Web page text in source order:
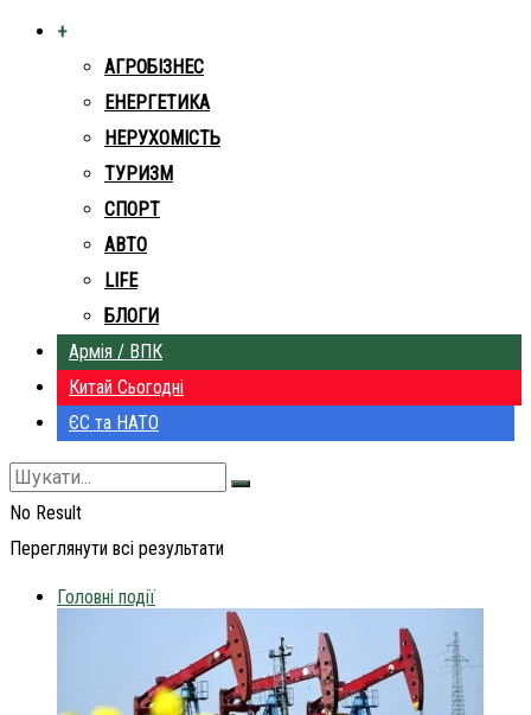
+
АГРОБІЗНЕС
ЕНЕРГЕТИКА
НЕРУХОМІСТЬ
ТУРИЗМ
СПОРТ
АВТО
LIFE
БЛОГИ
Армія / ВПК
Китай Сьогодні
ЄС та НАТО
No Result
Переглянути всі результати
Головні події